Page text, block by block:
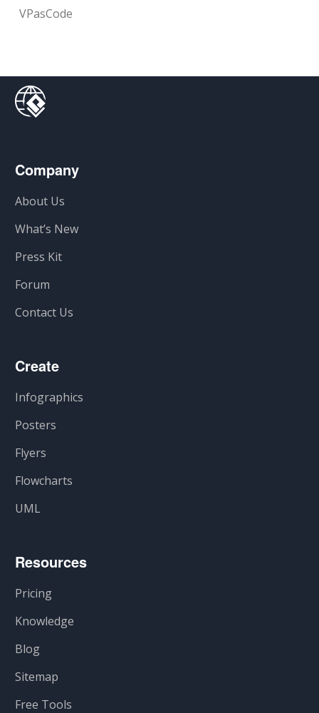
VPasCode
Company
About Us
What’s New
Press Kit
Forum
Contact Us
Create
Infographics
Posters
Flyers
Flowcharts
UML
Resources
Pricing
Knowledge
Blog
Sitemap
Free Tools